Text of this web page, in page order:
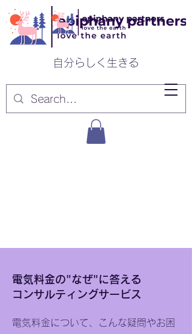
​自分らしく生きる
電気料金の"なぜ"に答える
コンサルティングサービス
電気料金について、こんな疑問やお困